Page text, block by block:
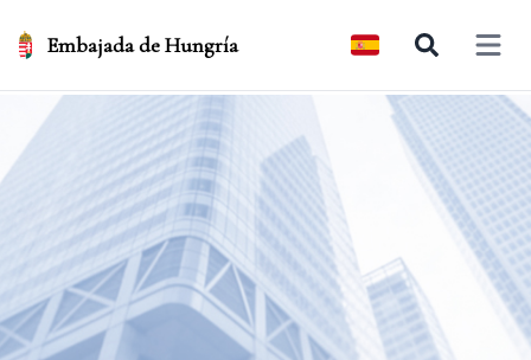
Embajada de Hungría Open